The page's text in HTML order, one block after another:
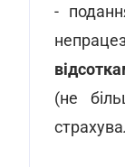
-
(не